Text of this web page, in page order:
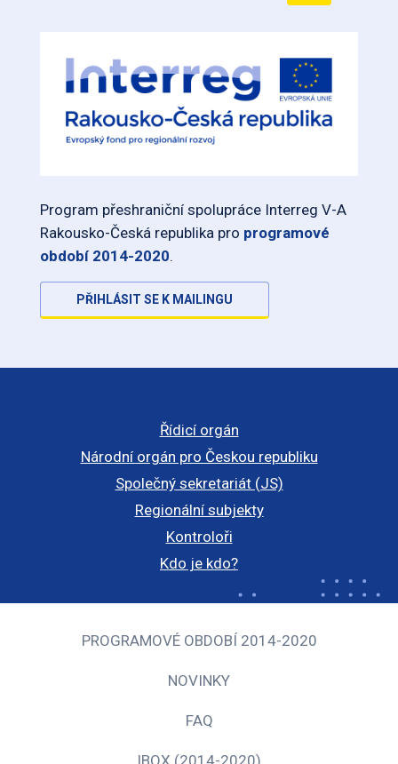
Program přeshraniční spolupráce Interreg V-A
Rakousko-Česká republika pro programové
období 2014-2020.
PŘIHLÁSIT SE K MAILINGU
Řídicí orgán
Národní orgán pro Českou republiku
Společný sekretariát (JS)
Regionální subjekty
Kontroloři
Kdo je kdo?
PROGRAMOVÉ OBDOBÍ 2014-2020
NOVINKY
FAQ